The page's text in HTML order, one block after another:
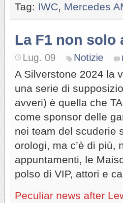
Tag: IWC, Mercedes
La F1 non solo
Lug. 09 Notizie
A Silverstone 2024 la
una serie di
avveri) è quella che
come sponsor delle
nei team del scuderie
orologi, ma c’è di più,
appuntamenti, le
polso di VIP, attori e
Peculiar news after